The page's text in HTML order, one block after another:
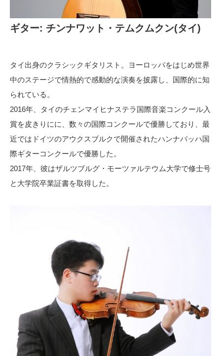
ギター: チンナワット・テムクムクン(タイ)
タイ出身のクラシックギタリスト。ヨーロッパをはじめ世界
中のステージで情熱的で感動的な演奏を披露し、国際的に知
られている。
2016年、タイのチェンマイヒナステラ国際音楽コンクール入
賞を皮きりにに、数々の国際コンクールで優勝しており、最
近ではドイツのアウクスブルクで開催されたハンナバッハ国
際ギターコンクールで優勝した。
2017年、彼はザルツブルグ・モーツァルテウム大学で修士号
と大学院卒業証書を取得した。